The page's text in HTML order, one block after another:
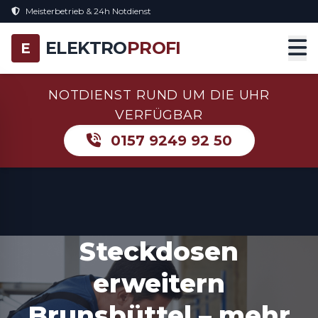
Meisterbetrieb & 24h Notdienst
E ELEKTROPROFI
NOTDIENST RUND UM DIE UHR
VERFÜGBAR
0157 9249 92 50
Steckdosen
erweitern